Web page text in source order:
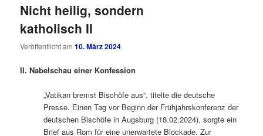
Nicht heilig, sondern
katholisch II
Veröffentlicht am10. März 2024
II. Nabelschau einer Konfession
„Vatikan bremst Bischöfe aus“, titelte die deutsche
Presse. Einen Tag vor Beginn der Frühjahrskonferenz der
deutschen Bischöfe in Augsburg (18.02.2024), sorgte ein
Brief aus Rom für eine unerwartete Blockade. Zur